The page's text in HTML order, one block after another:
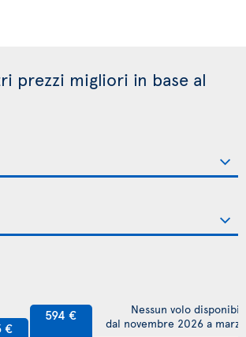
prezzi migliori in base al
€
594 €
Nessun volo
dal novembre 2026 a